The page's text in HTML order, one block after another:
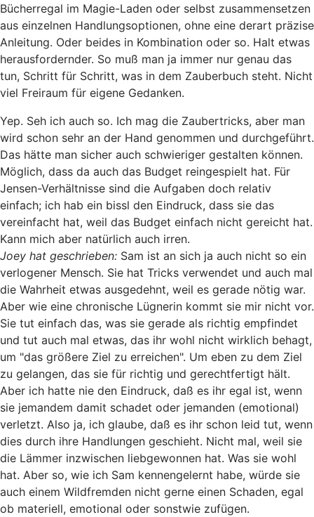
Bücherregal im Magie-Laden oder selbst zusammensetzen
aus einzelnen Handlungsoptionen, ohne eine derart präzise
Anleitung. Oder beides in Kombination oder so. Halt etwas
herausfordernder. So muß man ja immer nur genau das
tun, Schritt für Schritt, was in dem Zauberbuch steht. Nicht
viel Freiraum für eigene Gedanken.
Yep. Seh ich auch so. Ich mag die Zaubertricks, aber man
wird schon sehr an der Hand genommen und durchgeführt.
Das hätte man sicher auch schwieriger gestalten können.
Möglich, dass da auch das Budget reingespielt hat. Für
Jensen-Verhältnisse sind die Aufgaben doch relativ
einfach; ich hab ein bissl den Eindruck, dass sie das
vereinfacht hat, weil das Budget einfach nicht gereicht hat.
Kann mich aber natürlich auch irren.
Joey hat geschrieben: Sam ist an sich ja auch nicht so ein
verlogener Mensch. Sie hat Tricks verwendet und auch mal
die Wahrheit etwas ausgedehnt, weil es gerade nötig war.
Aber wie eine chronische Lügnerin kommt sie mir nicht vor.
Sie tut einfach das, was sie gerade als richtig empfindet
und tut auch mal etwas, das ihr wohl nicht wirklich behagt,
um "das größere Ziel zu erreichen". Um eben zu dem Ziel
zu gelangen, das sie für richtig und gerechtfertigt hält.
Aber ich hatte nie den Eindruck, daß es ihr egal ist, wenn
sie jemandem damit schadet oder jemanden (emotional)
verletzt. Also ja, ich glaube, daß es ihr schon leid tut, wenn
dies durch ihre Handlungen geschieht. Nicht mal, weil sie
die Lämmer inzwischen liebgewonnen hat. Was sie wohl
hat. Aber so, wie ich Sam kennengelernt habe, würde sie
auch einem Wildfremden nicht gerne einen Schaden, egal
ob materiell, emotional oder sonstwie zufügen.